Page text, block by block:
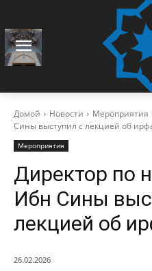
Домой Новости Мероприятия
Сины выступил с лекцией об
Мероприятия
Директор по
Ибн Сины
лекцией об
26.02.2026